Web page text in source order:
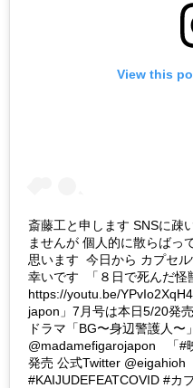
View this
斎藤工と申します SNSに疎
ませんが 個人的に散らばっ
思います 今日から カプセ
幸いです 「８日で死んだ怪
https://youtu.be/
japon」7月号は本日5/20発
ドラマ「BG〜身辺警護人〜
@madamefigarojapon 「#
発売 公式Twitter @eigahioh
#KAIJUDEFEATCOVID #カ